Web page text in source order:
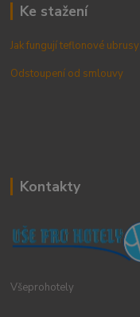
Ke stažení
Jak fungují teflonové ubrusy
Odstoupení od smlouvy
Kontakty
Všeprohotely